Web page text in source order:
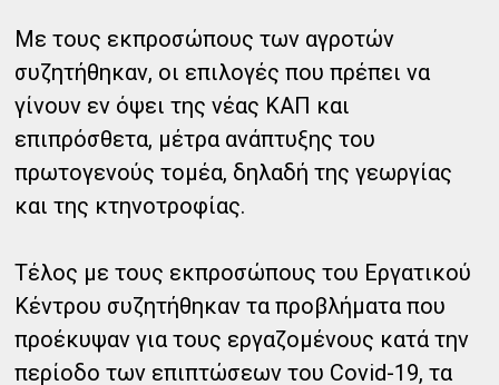
Με τους εκπροσώπους των αγροτών
συζητήθηκαν, οι επιλογές που πρέπει να
γίνουν εν όψει της νέας ΚΑΠ και
επιπρόσθετα, μέτρα ανάπτυξης του
πρωτογενούς τομέα, δηλαδή της γεωργίας
και της κτηνοτροφίας.
Τέλος με τους εκπροσώπους του Εργατικού
Κέντρου συζητήθηκαν τα προβλήματα που
προέκυψαν για τους εργαζομένους κατά την
περίοδο των επιπτώσεων του Covid-19, τα